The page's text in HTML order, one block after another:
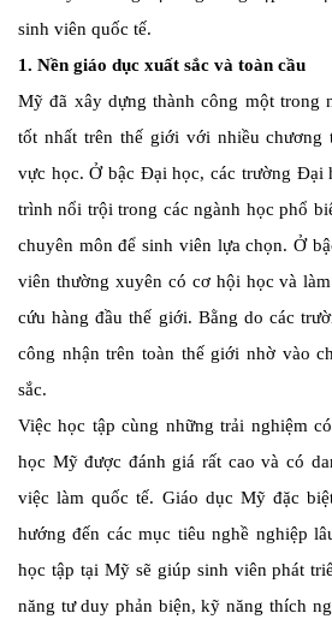
sinh viên quốc tế.
1. Nền giáo dục xuất sắc và toàn cầu
Mỹ đã xây dựng thành công một trong
tốt nhất trên thế giới với nhiều chương
vực học. Ở bậc Đại học, các trường Đại
trình nổi trội trong các ngành học phổ
chuyên môn để sinh viên lựa chọn. Ở
viên thường xuyên có cơ hội học và
cứu hàng đầu thế giới. Bằng do các
công nhận trên toàn thế giới nhờ vào
sắc.
Việc học tập cùng những trải nghiệm
học Mỹ được đánh giá rất cao và có
việc làm quốc tế. Giáo dục Mỹ đặc
hướng đến các mục tiêu nghề nghiệp
học tập tại Mỹ sẽ giúp sinh viên phát
năng tư duy phản biện, kỹ năng thích